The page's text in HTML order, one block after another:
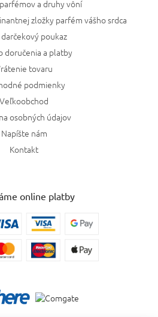
a druhy vôní
zložky parfém vášho srdca
poukaz
doručenia a platby
tovaru
podmienky
Veľkoobchod
osobných údajov
Napíšte nám
Kontakt
online platby